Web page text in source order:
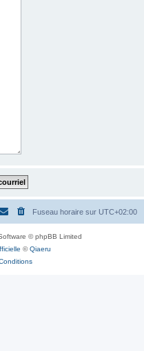
Fuseau horaire sur UTC+02:00
© phpBB Limited
©Qiaeru